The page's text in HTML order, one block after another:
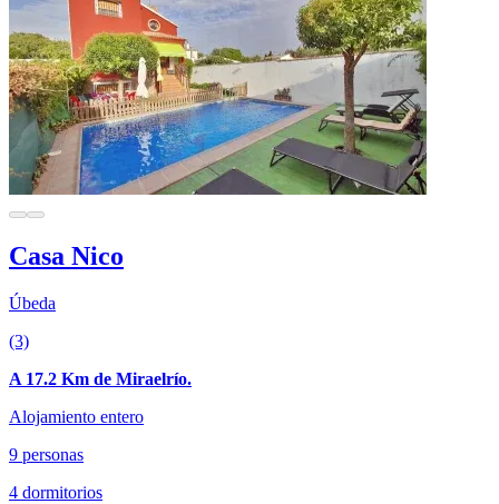
Casa Nico
Úbeda
(3)
A 17.2 Km de Miraelrío.
Alojamiento entero
9 personas
4 dormitorios